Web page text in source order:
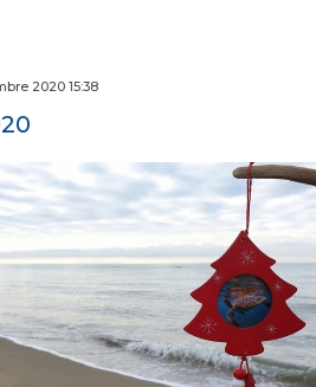
2020 15:38